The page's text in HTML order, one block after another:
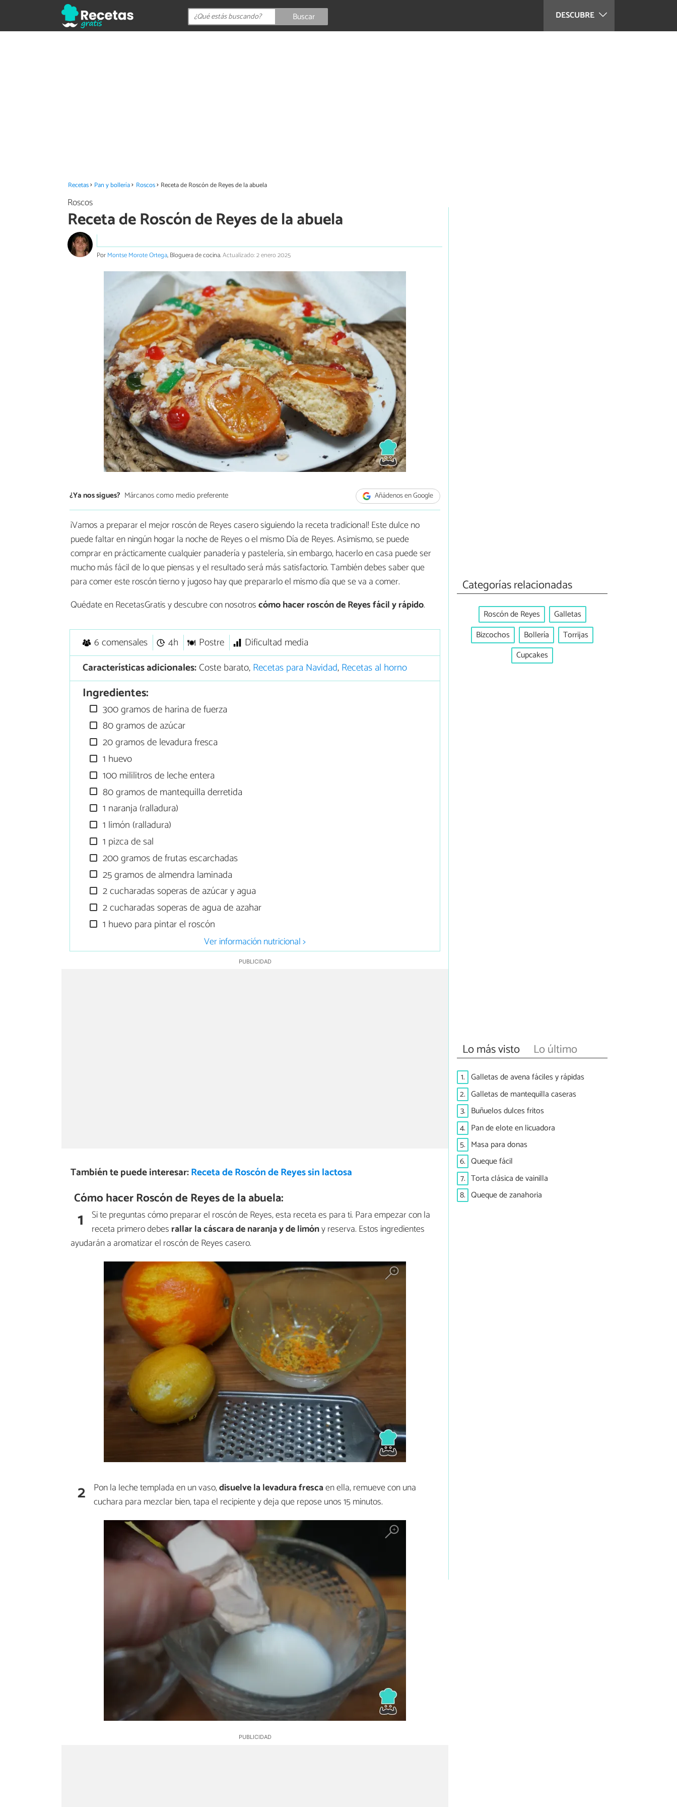
DESCUBRE
Buscar
Recetas Pan y bollería Roscos Receta de Roscón de Reyes de la abuela
Roscos
Receta de Roscón de Reyes de la abuela
PorMontse Morote Ortega, Bloguera de cocina.Actualizado: 2 enero 2025
¿Ya nos sigues? Márcanos como medio preferente Añádenos en Google
¡Vamos a preparar el mejor roscón de Reyes casero siguiendo la receta tradicional! Este dulce no
puede faltar en ningún hogar la noche de Reyes o el mismo Día de Reyes. Asimismo, se puede
comprar en prácticamente cualquier panadería y pastelería, sin embargo, hacerlo en casa puede ser
mucho más fácil de lo que piensas y el resultado será más satisfactorio. También debes saber que
para comer este roscón tierno y jugoso hay que prepararlo el mismo día que se va a comer.
Quédate en RecetasGratis y descubre con nosotroscómo hacer roscón de Reyes fácil y rápido.
6 comensales 4h Postre
Dificultad media
Características adicionales:Coste barato,Recetas para Navidad,Recetas al horno
Ingredientes:
300 gramos de harina de fuerza
80 gramos de azúcar
20 gramos de levadura fresca
1 huevo
100 mililitros de leche entera
80 gramos de mantequilla derretida
1 naranja (ralladura)
1 limón (ralladura)
1 pizca de sal
200 gramos de frutas escarchadas
25 gramos de almendra laminada
2 cucharadas soperas de azúcar y agua
2 cucharadas soperas de agua de azahar
1 huevo para pintar el roscón
Ver información nutricional >
También te puede interesar:Receta de Roscón de Reyes sin lactosa
Cómo hacer Roscón de Reyes de la abuela:
1 Si te preguntas cómo preparar el roscón de Reyes, esta receta es para ti. Para empezar con la
receta primero debes rallar la cáscara de naranja y de limóny reserva. Estos ingredientes
ayudarán a aromatizar el roscón de Reyes casero.
2 Pon la leche templada en un vaso,disuelve la levadura frescaen ella, remueve con una
cuchara para mezclar bien, tapa el recipiente y deja que repose unos 15 minutos.
Categorías relacionadas
Roscón de Reyes
Galletas
Bizcochos
Bollería
Torrijas
Cupcakes
Lo más visto Lo último
1. Galletas de avena fáciles y rápidas
2. Galletas de mantequilla caseras
3. Buñuelos dulces fritos
4. Pan de elote en licuadora
5. Masa para donas
6. Queque fácil
7. Torta clásica de vainilla
8. Queque de zanahoria